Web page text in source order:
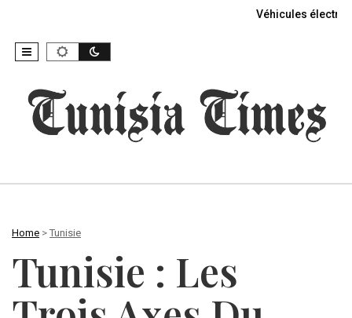
Véhicules
Home > Tunisie
Tunisie : Les